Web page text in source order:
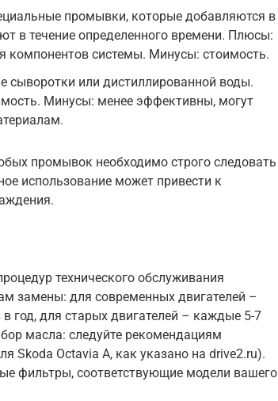
промывки, которые добавляются в
в течение определенного времени. Плюсы:
компонентов системы. Минусы: стоимость.
сыворотки или дистиллированной воды.
Минусы: менее эффективны, могут
промывок необходимо строго следовать
использование может привести к
технического обслуживания
замены: для современных двигателей –
год, для старых двигателей – каждые 5-7
масла: следуйте рекомендациям
Skoda Octavia A, как указано на drive2.ru).
фильтры, соответствующие модели вашего